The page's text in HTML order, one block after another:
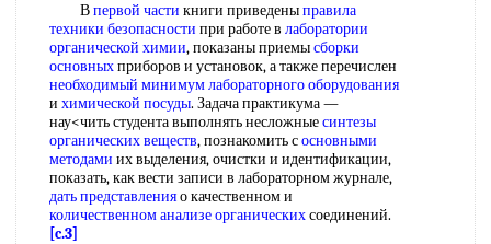
Впервой части книги приведеныправила
техники безопасности при работе в лаборатории
органической химии, показаны приемысборки
основныхприборов и установок, а также перечислен
необходимый минимумлабораторного оборудования
и химической посуды. Задача практикума —
нау<чить студента выполнять несложныесинтезы
органических веществ, познакомить сосновными
методами их выделения, очистки и идентификации,
показать, как вести записи в лабораторном журнале,
дать представленияо качественном и
количественном анализе органическихсоединений.
[c.3]